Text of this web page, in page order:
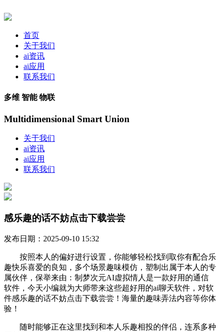
首页
关于我们
ai资讯
ai应用
联系我们
多维 智能 物联
Multidimensional Smart Union
关于我们
ai资讯
ai应用
联系我们
感乐趣的话不妨点击下载尝尝
发布日期：2025-09-10 15:32
按照本人的偏好进行设置，你能够轻松找到取你有配合乐
趣快乐喜爱的良知，多个场景趣味模仿，塑制出属于本人的专
属伙伴，保举来由：制梦次元AI虚拟情人是一款好用的通信
软件，今天小编就为大师带来这些超好用的ai聊天软件，对软
件感乐趣的话不妨点击下载尝尝！海量的趣味弄法内容等你体
验！
随时能够正在这里找到和本人乐趣相投的伴侣，连系多种